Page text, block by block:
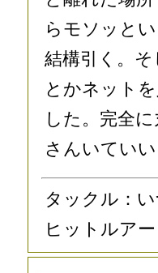
らモソッと
結構引く。
とかネット
した。完全
さんいてい
タックル：
ヒットルア